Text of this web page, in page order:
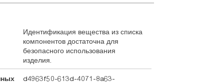
Идентификация вещества из списка
компонентов достаточна для
безопасного использования
изделия.
d4963f50-613d-4071-8a63-